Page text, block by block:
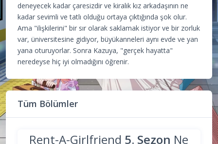
deneyecek kadar çaresizdir ve kiralık kız arkadaşının ne
kadar sevimli ve tatlı olduğu ortaya çıktığında şok olur.
Ama "ilişkilerini" bir sır olarak saklamak istiyor ve bir zorluk
var, üniversitesine gidiyor, büyükanneleri aynı evde ve yan
yana oturuyorlar. Sonra Kazuya, "gerçek hayatta"
neredeyse hiç iyi olmadığını öğrenir.
Tüm Bölümler
Rent-A-Girlfriend 5. Sezon Ne